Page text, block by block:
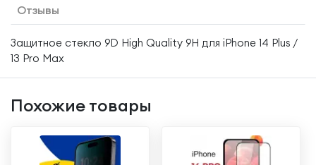
Отзывы
Защитное стекло 9D High Quality 9H для iPhone 14 Plus /
13 Pro Max
Похожие товары